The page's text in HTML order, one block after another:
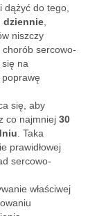
dążyć do tego,
dziennie
niszczy
sercowo-
na
się, aby
co najmniej 30
. Taka
prawidłowej
sercowo-
właściwej